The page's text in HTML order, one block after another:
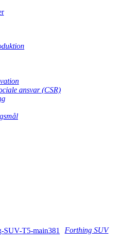
ansvar (CSR)
Forthing SUV